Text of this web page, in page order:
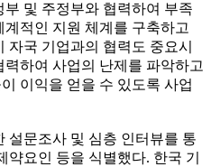
및 주정부와 협력하여 부족
적인 지원 체계를 구축하고
자국 기업과의 협력도 중요시
하여 사업의 난제를 파악하고
이익을 얻을 수 있도록 사업
설문조사 및 심층 인터뷰를 통
요인 등을 식별했다. 한국 기